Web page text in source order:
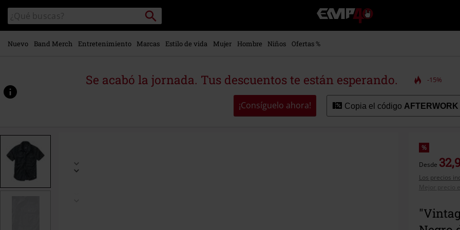
contenido
principal
Buscar
en
el
catálogo
Buscar
EMP
-
Música,
Merch
Ropa
Alternativa
Nuevo Band Merch Entretenimiento Marcas Estilo de vida Mujer Hombre Niños Ofertas %
Se acabó la jornada. Tus descuentos te están esperando. -15%
¡Consíguelo ahora! Copia el código AFTERWORK
www.emp-
p/vintage-
%
Desde
Los precios
Mejor precio